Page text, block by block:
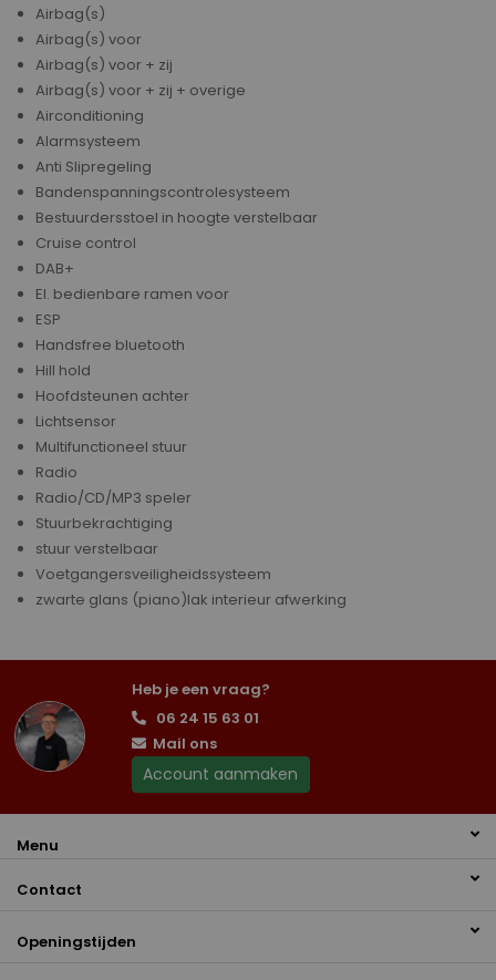
Airbag(s)
Airbag(s) voor
Airbag(s) voor + zij
Airbag(s) voor + zij + overige
Airconditioning
Alarmsysteem
Anti Slipregeling
Bandenspanningscontrolesysteem
Bestuurdersstoel in hoogte verstelbaar
Cruise control
DAB+
El. bedienbare ramen voor
ESP
Handsfree bluetooth
Hill hold
Hoofdsteunen achter
Lichtsensor
Multifunctioneel stuur
Radio
Radio/CD/MP3 speler
Stuurbekrachtiging
stuur verstelbaar
Voetgangersveiligheidssysteem
zwarte glans (piano)lak interieur afwerking
Heb je een vraag?
06 24 15 63 01
Mail ons
Account aanmaken
Menu
Contact
Openingstijden